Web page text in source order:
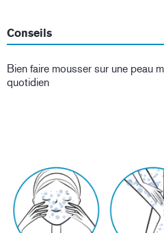
Conseils
Bien faire mousser sur une peau
quotidien